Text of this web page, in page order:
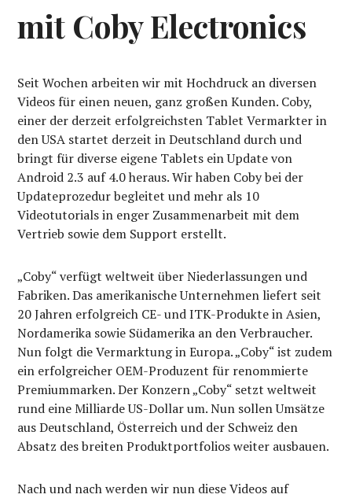
mit Coby Electronics
Seit Wochen arbeiten wir mit Hochdruck an diversen
Videos für einen neuen, ganz großen Kunden. Coby,
einer der derzeit erfolgreichsten Tablet Vermarkter in
den USA startet derzeit in Deutschland durch und
bringt für diverse eigene Tablets ein Update von
Android 2.3 auf 4.0 heraus. Wir haben Coby bei der
Updateprozedur begleitet und mehr als 10
Videotutorials in enger Zusammenarbeit mit dem
Vertrieb sowie dem Support erstellt.
„Coby“ verfügt weltweit über Niederlassungen und
Fabriken. Das amerikanische Unternehmen liefert seit
20 Jahren erfolgreich CE- und ITK-Produkte in Asien,
Nordamerika sowie Südamerika an den Verbraucher.
Nun folgt die Vermarktung in Europa. „Coby“ ist zudem
ein erfolgreicher OEM-Produzent für renommierte
Premiummarken. Der Konzern „Coby“ setzt weltweit
rund eine Milliarde US-Dollar um. Nun sollen Umsätze
aus Deutschland, Österreich und der Schweiz den
Absatz des breiten Produktportfolios weiter ausbauen.
Nach und nach werden wir nun diese Videos auf